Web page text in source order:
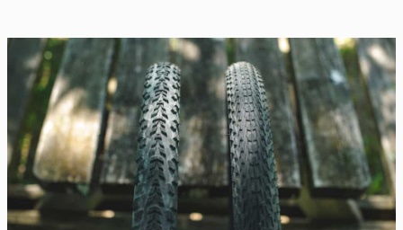
Politique de confidentialité
Tout accepter Tout refuser
Vidéos
Les services de partage de vidéo permettent d'enrichir